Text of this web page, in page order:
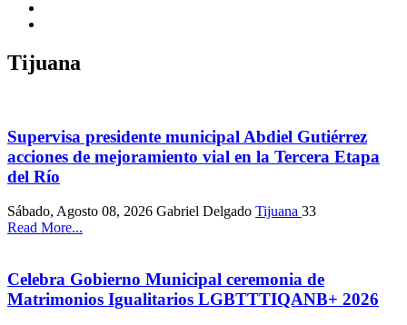
Tijuana
Supervisa presidente municipal Abdiel Gutiérrez
acciones de mejoramiento vial en la Tercera Etapa
del Río
Sábado, Agosto 08, 2026 Gabriel Delgado Tijuana 33
Read More...
Celebra Gobierno Municipal ceremonia de
Matrimonios Igualitarios LGBTTTIQANB+ 2026